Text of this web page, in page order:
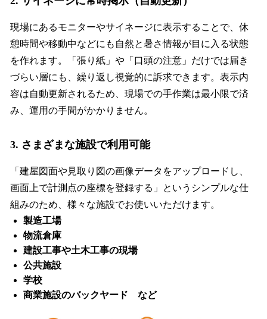
現場にあるモニターやサイネージに表示することで、休
憩時間や移動中などにも自然と暑さ情報が目に入る状態
を作れます。「張り紙」や「口頭の注意」だけでは届き
づらい層にも、繰り返し視覚的に訴求できます。表示内
容は自動更新されるため、現場での手作業は最小限で済
み、運用の手間がかかりません。
3. さまざまな施設で利用可能
「建屋図面や見取り図の画像データをアップロードし、
画面上で計測点の座標を登録する」というシンプルな仕
組みのため、様々な施設でお使いいただけます。
製造工場
物流倉庫
建設工事や土木工事の現場
公共施設
学校
商業施設のバックヤード など